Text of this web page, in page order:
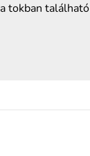
tokban található